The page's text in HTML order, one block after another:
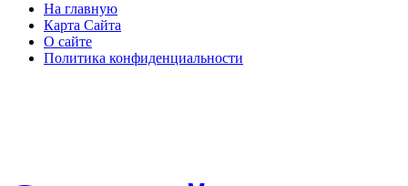
На главную
Карта Сайта
О сайте
Политика конфиденциальности